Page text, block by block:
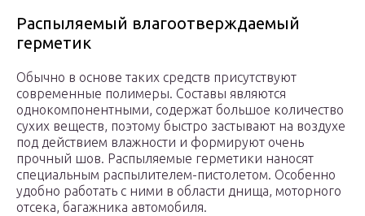
Распыляемый влагоотверждаемый
герметик
Обычно в основе таких средств присутствуют
современные полимеры. Составы являются
однокомпонентными, содержат большое количество
сухих веществ, поэтому быстро застывают на воздухе
под действием влажности и формируют очень
прочный шов. Распыляемые герметики наносят
специальным распылителем-пистолетом. Особенно
удобно работать с ними в области днища, моторного
отсека, багажника автомобиля.